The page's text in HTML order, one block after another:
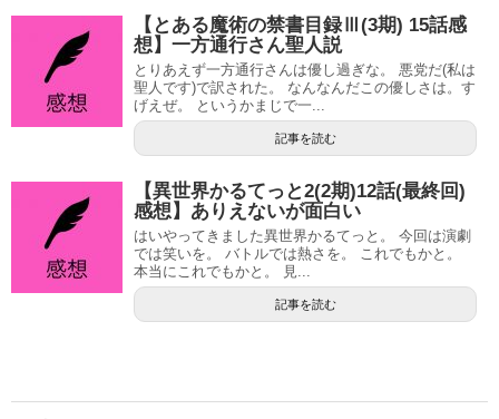
【とある魔術の禁書目録Ⅲ(3期) 15話感
想】一方通行さん聖人説
とりあえず一方通行さんは優し過ぎな。 悪党だ(私は
聖人です)で訳された。 なんなんだこの優しさは。す
げえぜ。 というかまじで一...
記事を読む
【異世界かるてっと2(2期)12話(最終回)
感想】ありえないが面白い
はいやってきました異世界かるてっと。 今回は演劇
では笑いを。 バトルでは熱さを。 これでもかと。
本当にこれでもかと。 見...
記事を読む